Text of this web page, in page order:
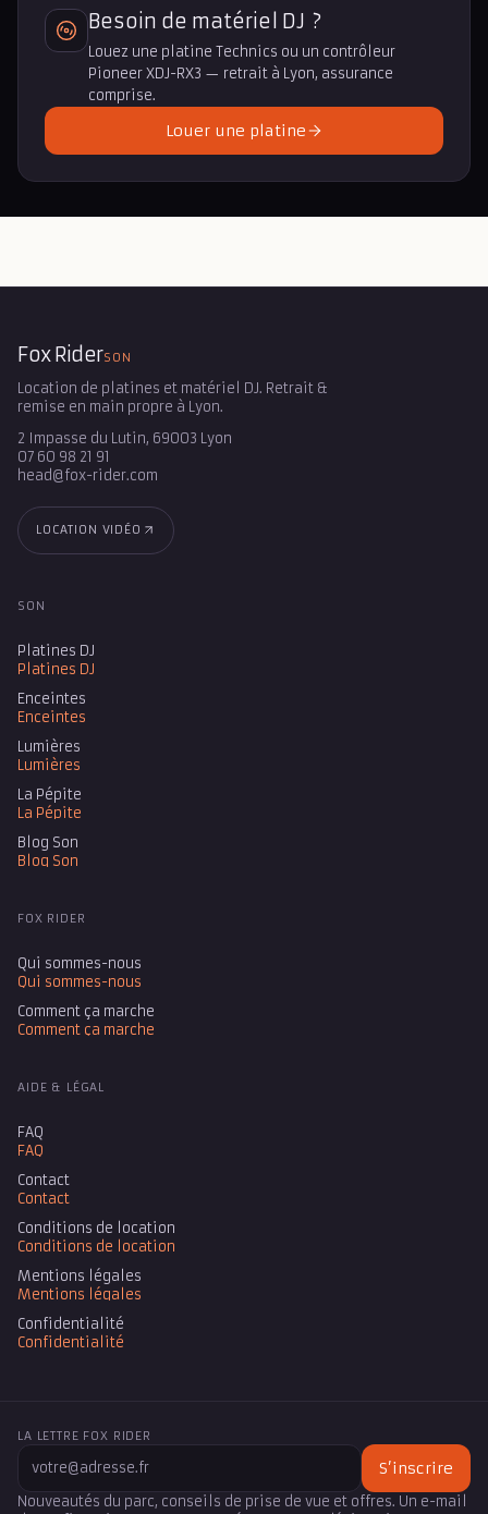
Besoin de matériel DJ ?
Louez une platine Technics ou un contrôleur
Pioneer XDJ-RX3 — retrait à Lyon, assurance
comprise.
Louer une platine
Fox RiderSON
Location de platines et matériel DJ. Retrait &
remise en main propre à Lyon.
2 Impasse du Lutin, 69003 Lyon
07 60 98 21 91
head@fox-rider.com
LOCATION VIDÉO
SON
Platines DJ
Platines DJ
Enceintes
Enceintes
Lumières
Lumières
La Pépite
La Pépite
Blog Son
Blog Son
FOX RIDER
Qui sommes-nous
Qui sommes-nous
Comment ça marche
Comment ça marche
AIDE & LÉGAL
FAQ
FAQ
Contact
Contact
Conditions de location
Conditions de location
Mentions légales
Mentions légales
Confidentialité
Confidentialité
LA LETTRE FOX RIDER
S’inscrire
Nouveautés du parc, conseils de prise de vue et offres. Un e-mail